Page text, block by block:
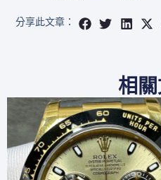
分享此文章：
相